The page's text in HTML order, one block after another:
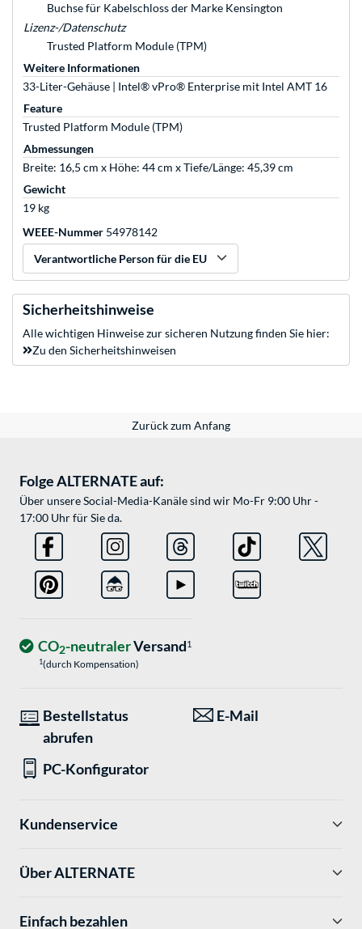
Buchse für Kabelschloss der Marke Kensington
Lizenz-/Datenschutz
Trusted Platform Module (TPM)
Weitere Informationen
33-Liter-Gehäuse | Intel® vPro® Enterprise mit Intel AMT 16
Feature
Trusted Platform Module (TPM)
Abmessungen
Breite: 16,5 cm x Höhe: 44 cm x Tiefe/Länge: 45,39 cm
Gewicht
19 kg
WEEE-Nummer 54978142
Verantwortliche Person für die EU
Sicherheitshinweise
Alle wichtigen Hinweise zur sicheren Nutzung finden Sie hier:
Zu den Sicherheitshinweisen
Zurück zum Anfang
Folge ALTERNATE auf:
Über unsere Social-Media-Kanäle sind wir Mo-Fr 9:00 Uhr -
17:00 Uhr für Sie da.
CO2-neutralerVersand1
1(durch Kompensation)
Bestellstatus
abrufen
E-Mail
PC-Konfigurator
Kundenservice
Über ALTERNATE
Einfach bezahlen